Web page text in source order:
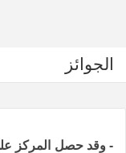
الجوائز